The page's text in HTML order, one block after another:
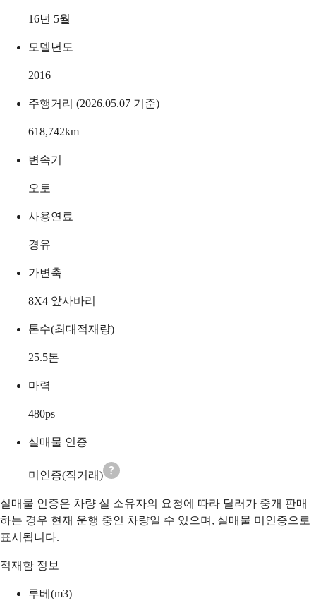
16년 5월
모델년도
2016
주행거리 (2026.05.07 기준)
618,742km
변속기
오토
사용연료
경유
가변축
8X4 앞사바리
톤수(최대적재량)
25.5톤
마력
480ps
실매물 인증
미인증(직거래)
실매물 인증은 차량 실 소유자의 요청에 따라 딜러가 중개 판매
하는 경우 현재 운행 중인 차량일 수 있으며, 실매물 미인증으로
표시됩니다.
적재함 정보
루베(m3)